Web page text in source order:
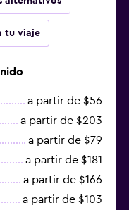
tu viaje
a partir de $56
a partir de $203
a partir de $79
a partir de $181
a partir de $166
a partir de $103